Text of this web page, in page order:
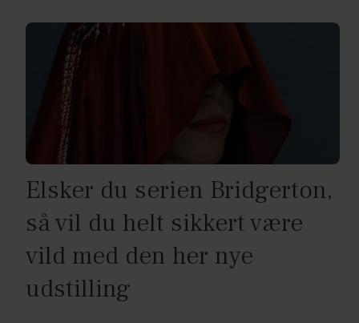
Elsker du serien Bridgerton,
så vil du helt sikkert være
vild med den her nye
udstilling